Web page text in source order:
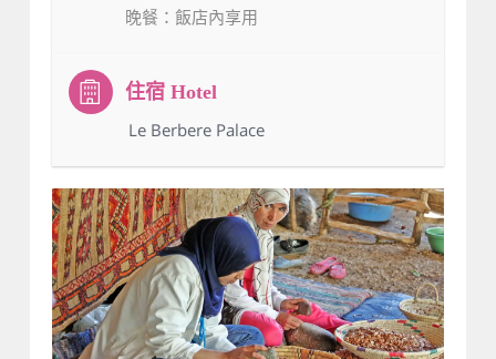
晚餐 ：飯店內享用
：Le Berbere Palace